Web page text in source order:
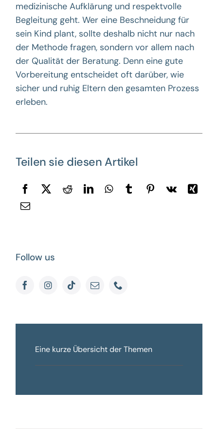
medizinische Aufklärung und respektvolle
Begleitung geht. Wer eine Beschneidung für
sein Kind plant, sollte deshalb nicht nur nach
der Methode fragen, sondern vor allem nach
der Qualität der Beratung. Denn eine gute
Vorbereitung entscheidet oft darüber, wie
sicher und ruhig Eltern den gesamten Prozess
erleben.
Teilen sie diesen Artikel
Follow us
Eine kurze Übersicht der Themen